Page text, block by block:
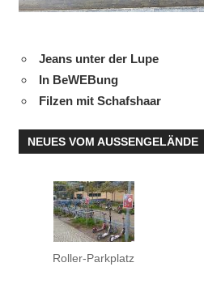
Jeans unter der Lupe
In BeWEBung
Filzen mit Schafshaar
NEUES VOM AUSSENGELÄNDE
Roller-Parkplatz